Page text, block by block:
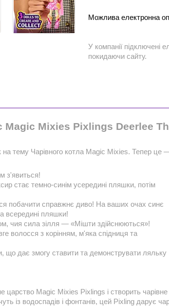
У компанії підключені
покидаючи сайту.
Magic Mixies Pixlings Deerlee
на тему Чарівного котла Magic Mixies. Тепер це
з'явиться!
стає темно-синім усередині пляшки, потім
побачити справжнє диво! На ваших очах синє
всередині пляшки!
чия сила зілля — «Мішти здійснюються»!
волосся з корінням, м'яка спідниця та
що дає змогу ставити та демонструвати ляльку
Magic Mixies Pixlings і створить чарівне
із водоспадів і фонтанів, цей Pixling дарує